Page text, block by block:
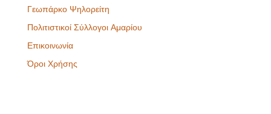
Γεωπάρκο Ψηλορείτη
Πολιτιστικοί Σύλλογοι Αμαρίου
Επικοινωνία
Όροι Χρήσης